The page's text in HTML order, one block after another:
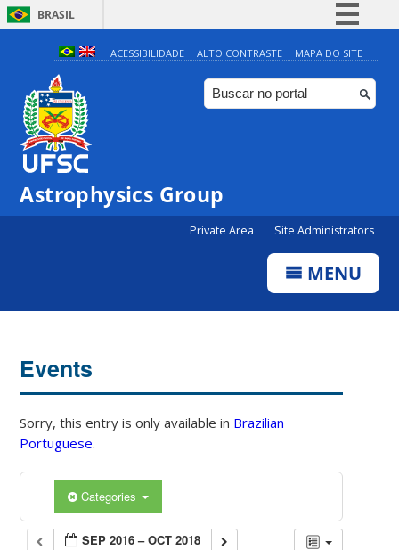
BRASIL
Simplifique!
Comunica BR
Participe
ACESSIBILIDADE ALTO CONTRASTE MAPA DO SITE
Astrophysics Group
Private Area Site Administrators
MENU
Events
Sorry, this entry is only available in Brazilian
Portuguese.
Categories
SEP 2016 – OCT 2018